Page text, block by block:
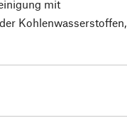
mit
Kohlenwasserstoffen,